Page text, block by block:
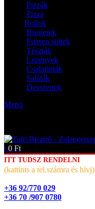
Pizzák
Pizza
Rollok
Burgerek
Frissen sültek
Tészták
Lepények
Csalafinták
Saláták
Desszertek
Menü
/ 0 Ft
ITT TUDSZ RENDELNI
(kattints a tel.számra és hívj)
+36 92/770 029
+36 70 /907 0780